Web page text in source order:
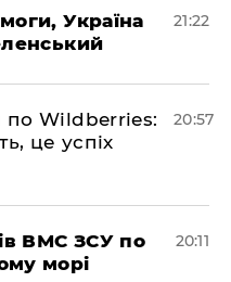
Україна
21:22
по Wildberries:
це успіх
20:57
ВМС ЗСУ по
морі
20:11